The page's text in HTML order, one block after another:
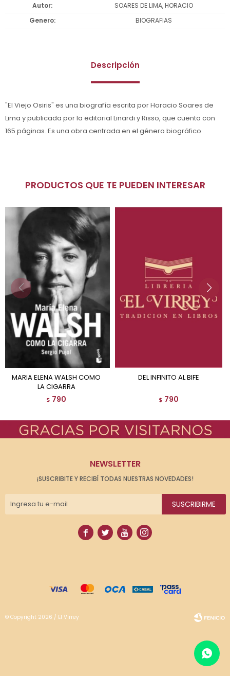
Autor
SOARES DE LIMA, HORACIO
Genero
BIOGRAFIAS
Descripción
"El Viejo Osiris" es una biografía escrita por Horacio Soares de
Lima y publicada por la editorial Linardi y Risso, que cuenta con
165 páginas. Es una obra centrada en el género biográfico
PRODUCTOS QUE TE PUEDEN INTERESAR
MARIA ELENA WALSH COMO
LA CIGARRA
$ 790
DEL INFINITO AL BIFE
$ 790
NEWSLETTER
¡SUSCRIBITE Y RECIBÍ TODAS NUESTRAS NOVEDADES!
SUSCRIBIRME
   
© Copyright 2026 / El Virrey